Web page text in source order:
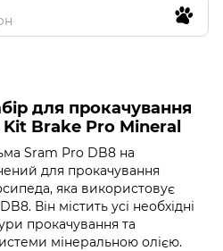
для прокачування
Brake Pro Mineral
Sram Pro DB8 на
для прокачування
яка використовує
Він містить усі необхідні
прокачування та
мінеральною олією.